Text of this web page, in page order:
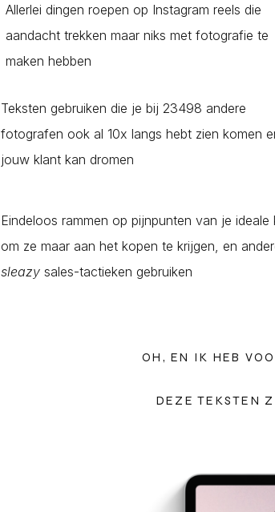
Allerlei dingen roepen op Instagram reels die
aandacht trekken maar niks met fotografie te
maken hebben
Teksten gebruiken die je bij 23498 andere
fotografen ook al 10x langs hebt zien komen
jouw klant kan dromen
Eindeloos rammen op pijnpunten van je ideale
om ze maar aan het kopen te krijgen, en
sleazy sales-tactieken gebruiken
OH, EN IK HEB
DEZE TEKSTEN